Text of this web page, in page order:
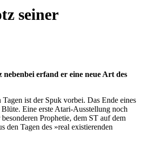
seiner
erfand er eine neue Art des
ist der Spuk vorbei. Das Ende eines
Eine erste Atari-Ausstellung noch
Prophetie, dem ST auf dem
den Tagen des »real existierenden